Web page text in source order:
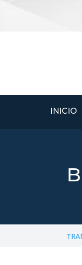
INICIO